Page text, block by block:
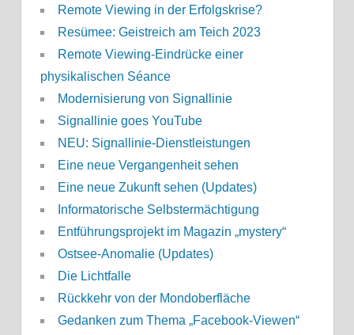
Remote Viewing in der Erfolgskrise?
Resümee: Geistreich am Teich 2023
Remote Viewing-Eindrücke einer
physikalischen Séance
Modernisierung von Signallinie
Signallinie goes YouTube
NEU: Signallinie-Dienstleistungen
Eine neue Vergangenheit sehen
Eine neue Zukunft sehen (Updates)
Informatorische Selbstermächtigung
Entführungsprojekt im Magazin „mystery“
Ostsee-Anomalie (Updates)
Die Lichtfalle
Rückkehr von der Mondoberfläche
Gedanken zum Thema „Facebook-Viewen“